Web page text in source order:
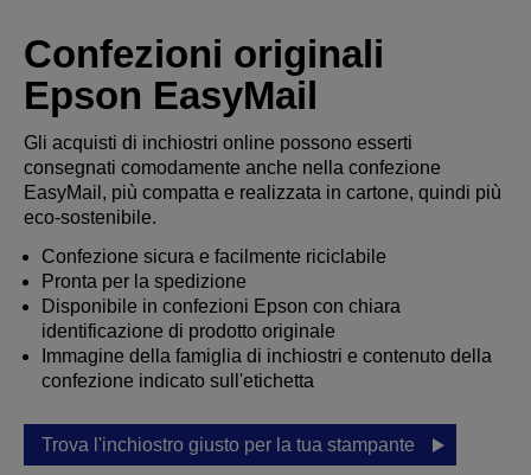
Confezioni originali
Epson EasyMail
Gli acquisti di inchiostri online possono esserti
consegnati comodamente anche nella confezione
EasyMail, più compatta e realizzata in cartone, quindi più
eco-sostenibile.
Confezione sicura e facilmente riciclabile
Pronta per la spedizione
Disponibile in confezioni Epson con chiara
identificazione di prodotto originale
Immagine della famiglia di inchiostri e contenuto della
confezione indicato sull'etichetta
Trova l'inchiostro giusto per la tua stampante